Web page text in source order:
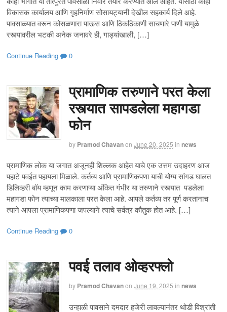
विकासक कार्यालय आणि गृहनिर्माण सोसायट्यानी देखील सहकार्य दिले आहे.
पावसाळ्यात वरून कोसळणारा पाऊस आणि ठिकठिकाणी साचणारे पाणी यामुळे
रस्त्यावरील भटकी अनेक जनावरे ही, गाड्यांखाली, […]
Continue Reading 0
प्रामाणिक तरुणाने परत केला
रस्त्यात सापडलेला महागडा
फोन
by Pramod Chavanon June 20, 2025 in news
प्रामाणिक लोक या जगात अजूनही शिल्लक आहेत याचे एक उत्तम उदाहरण आज
पहाटे पवईत पहायला मिळाले. कर्तव्य आणि प्रामाणिकपणा याची योग्य सांगड घालत
डिलिव्हरी बॉय म्हणून काम करणाऱ्या अंकित गंभीर या तरुणाने रस्त्यात पडलेला
महागडा फोन त्याच्या मालकाला परत केला आहे. आपले कर्तव्य तर पूर्ण करतानाच
त्याने आपला प्रामाणिकपणा जपल्याने त्याचे सर्वत्र कौतुक होत आहे. […]
Continue Reading 0
पवई तलाव ओव्हरफ्लो
by Pramod Chavanon June 19, 2025 in news
उन्हाळी पावसाने दमदार हजेरी लावल्यानंतर थोडी विश्रांती